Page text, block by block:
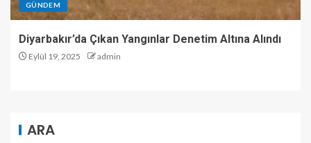
GÜNDEM
Diyarbakır’da Çıkan Yangınlar Denetim Altına Alındı
Eylül 19, 2025 admin
ARA